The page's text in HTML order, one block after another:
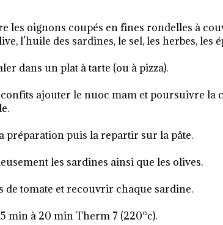
les oignons coupés en fines rondelles à
l’huile des sardines, le sel, les herbes, les
dans un plat à tarte (ou à pizza).
ajouter le nuoc mam et poursuivre la
préparation puis la repartir sur la pâte.
les sardines ainsi que les olives.
de tomate et recouvrir chaque sardine.
min à 20 min Therm 7 (220°c).